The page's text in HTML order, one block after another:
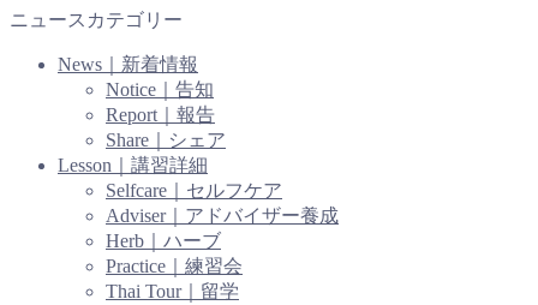
ニュースカテゴリー
News｜新着情報
Notice｜告知
Report｜報告
Share｜シェア
Lesson｜講習詳細
Selfcare｜セルフケア
Adviser｜アドバイザー養成
Herb｜ハーブ
Practice｜練習会
Thai Tour｜留学